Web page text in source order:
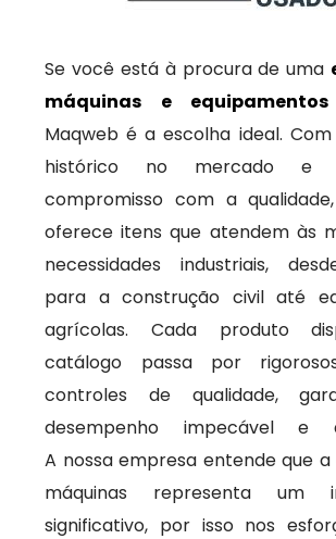
Se você está à procura de uma
máquinas e equipamentos
Maqweb é a escolha ideal.
histórico no mercado e
compromisso com a
oferece itens que atendem às
necessidades industriais,
para a construção civil até
agrícolas. Cada produto
catálogo passa por
controles de qualidade,
desempenho impecável e
A nossa empresa entende que a
máquinas representa um
significativo, por isso nos